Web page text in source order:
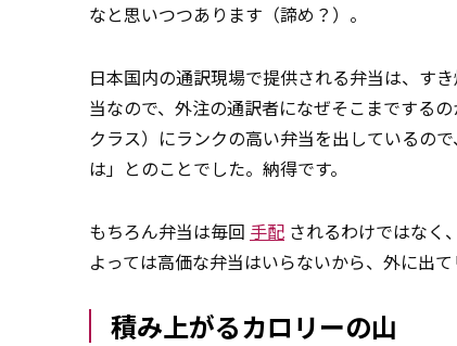
なと思いつつあります（諦め？）。
日本国内の通訳現場で提供される弁当は、す
当なので、外注の通訳者になぜそこまでする
クラス）にランクの高い弁当を出しているの
は」とのことでした。納得です。
もちろん弁当は毎回 手配 されるわけではなく
よっては高価な弁当はいらないから、外に出
積み上がるカロリーの山